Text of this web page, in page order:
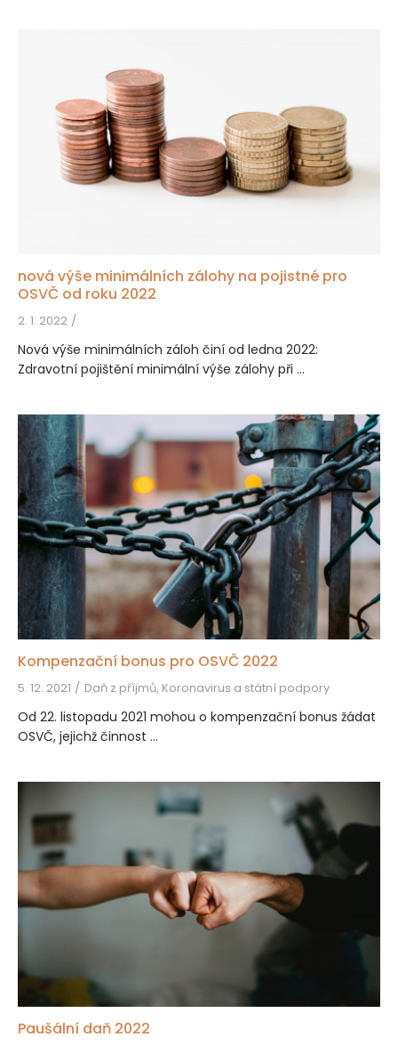
nová výše minimálních zálohy na pojistné pro
OSVČ od roku 2022
2. 1. 2022
Nová výše minimálních záloh činí od ledna 2022:
Zdravotní pojištění minimální výše zálohy při ...
Kompenzační bonus pro OSVČ 2022
5. 12. 2021 Daň z příjmů, Koronavirus a státní podpory
Od 22. listopadu 2021 mohou o kompenzační bonus žádat
OSVČ, jejichž činnost ...
Paušální daň 2022